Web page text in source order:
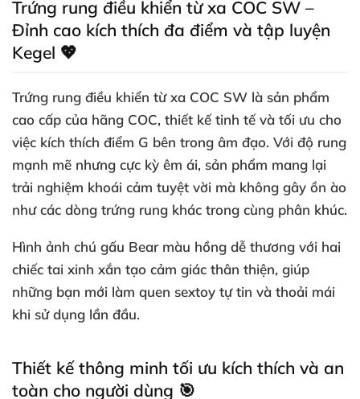
Trứng rung điều khiển từ xa COC SW –
Đỉnh cao kích thích đa điểm và tập luyện
Kegel 💖
Trứng rung điều khiển từ xa COC SW là sản phẩm
cao cấp của hãng COC, thiết kế tinh tế và tối ưu cho
việc kích thích điểm G bên trong âm đạo. Với độ rung
mạnh mẽ nhưng cực kỳ êm ái, sản phẩm mang lại
trải nghiệm khoái cảm tuyệt vời mà không gây ồn ào
như các dòng trứng rung khác trong cùng phân khúc.
Hình ảnh chú gấu Bear màu hồng dễ thương với hai
chiếc tai xinh xắn tạo cảm giác thân thiện, giúp
những bạn mới làm quen sextoy tự tin và thoải mái
khi sử dụng lần đầu.
Thiết kế thông minh tối ưu kích thích và an
toàn cho người dùng 🎯